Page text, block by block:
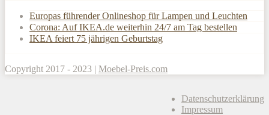
Europas führender Onlineshop für Lampen und Leuchten
Corona: Auf IKEA.de weiterhin 24/7 am Tag bestellen
IKEA feiert 75 jährigen Geburtstag
Copyright 2017 - 2023 | Moebel-Preis.com
Datenschutzerklärung
Impressum